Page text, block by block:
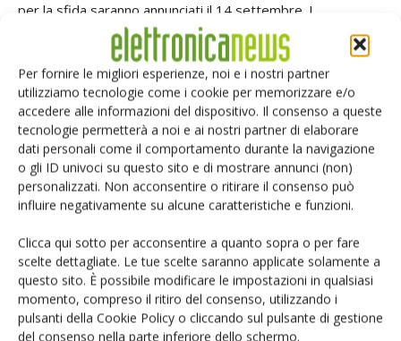
Per fornire le migliori esperienze, noi e i nostri partner
utilizziamo tecnologie come i cookie per memorizzare e/o
accedere alle informazioni del dispositivo. Il consenso a queste
tecnologie permetterà a noi e ai nostri partner di elaborare
dati personali come il comportamento durante la navigazione
o gli ID univoci su questo sito e di mostrare annunci (non)
personalizzati. Non acconsentire o ritirare il consenso può
influire negativamente su alcune caratteristiche e funzioni.
Clicca qui sotto per acconsentire a quanto sopra o per fare
scelte dettagliate. Le tue scelte saranno applicate solamente a
questo sito. È possibile modificare le impostazioni in qualsiasi
momento, compreso il ritiro del consenso, utilizzando i
pulsanti della Cookie Policy o cliccando sul pulsante di gestione
del consenso nella parte inferiore dello schermo.
per la sfida saranno annunciati il 14 settembre. I
partecipanti alla sfida di progettazione che ricevono i kit
devono utilizzare tutti gli elementi del kit nei loro progetti e
pubblicare i loro progressi e il progetto finale in almeno un
post sul blog.
TAG element14
Facebook Twitter